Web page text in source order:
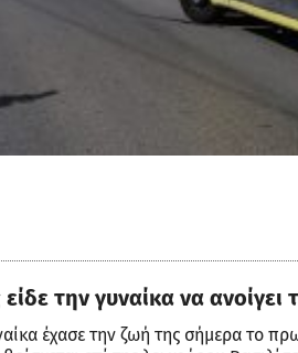
την γυναίκα να
έχασε την ζωή της σήμερα το